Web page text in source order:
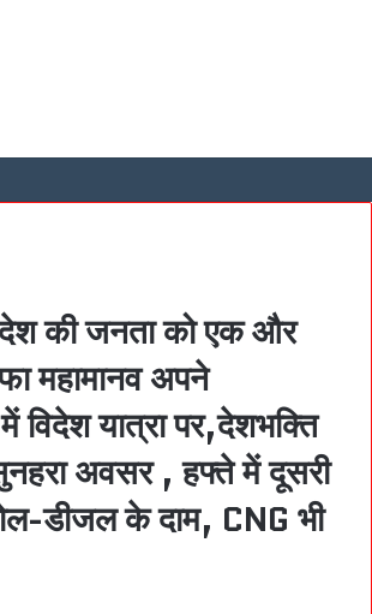
देश की जनता को एक और
महामानव अपने
यात्रा पर,देशभक्ति
अवसर , हफ्ते में दूसरी
डीजल के दाम, CNG भी